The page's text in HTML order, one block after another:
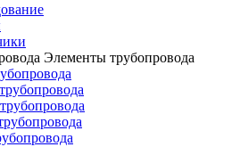
Элементы трубопровода